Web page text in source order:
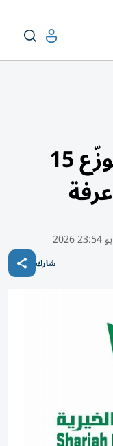
«الشارقة الخيرية» توزّع 15
شارك